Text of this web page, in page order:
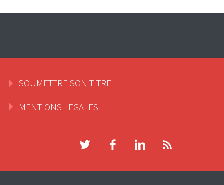
SOUMETTRE SON TITRE
MENTIONS LEGALES